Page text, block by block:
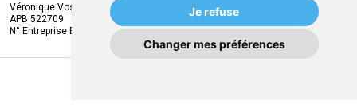
Je refuse
Changer mes préférences
Véronique Vos
APB 522709
N° Entreprise BE0749.944.612